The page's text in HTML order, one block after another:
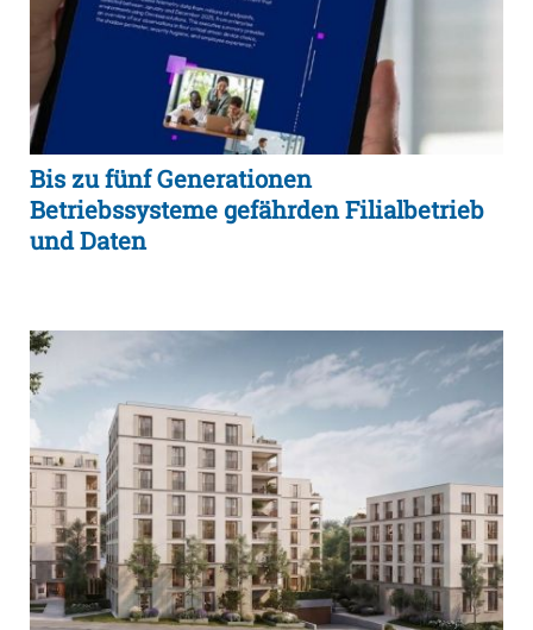
Bis zu fünf Generationen
Betriebssysteme gefährden Filialbetrieb
und Daten